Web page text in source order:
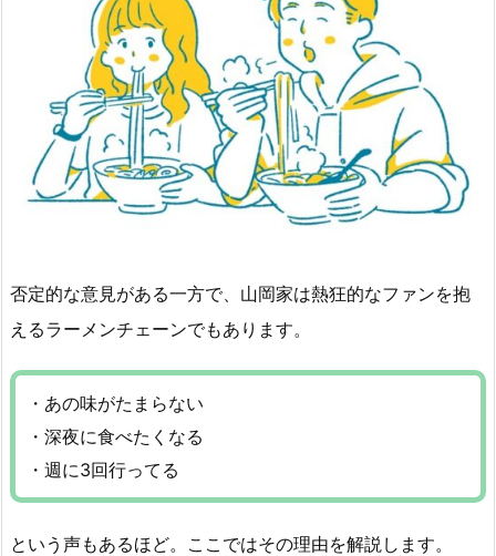
否定的な意見がある一方で、山岡家は熱狂的なファンを抱
えるラーメンチェーンでもあります。
・あの味がたまらない
・深夜に食べたくなる
・週に3回行ってる
という声もあるほど。ここではその理由を解説します。